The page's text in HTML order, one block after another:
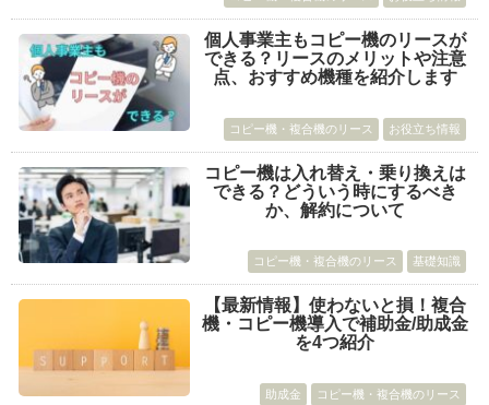
個人事業主もコピー機のリースが
できる？リースのメリットや注意
点、おすすめ機種を紹介します
コピー機・複合機のリース お役立ち情報
コピー機は入れ替え・乗り換えは
できる？どういう時にするべき
か、解約について
コピー機・複合機のリース 基礎知識
【最新情報】使わないと損！複合
機・コピー機導入で補助金/助成金
を4つ紹介
助成金 コピー機・複合機のリース